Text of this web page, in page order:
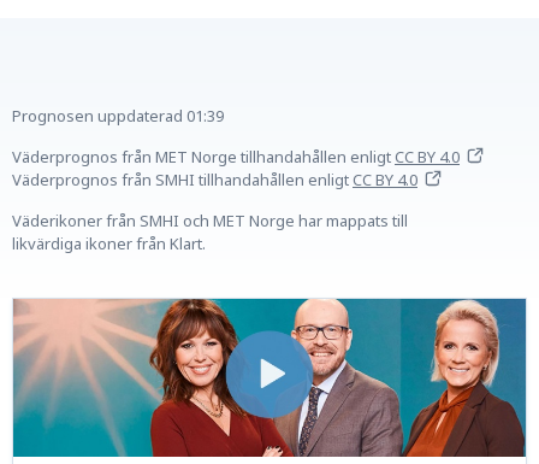
Prognosen uppdaterad 01:39
Väderprognos från MET Norge tillhandahållen enligtCC BY 4.0
Väderprognos från SMHI tillhandahållen enligtCC BY 4.0
Väderikoner från SMHI och MET Norge har mappats till
likvärdiga ikoner från Klart.